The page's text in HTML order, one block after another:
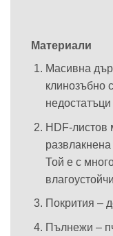
Материали
Масивна
клинозъбно
HDF-листов
Той е с
Покрития –
Пълнежи –